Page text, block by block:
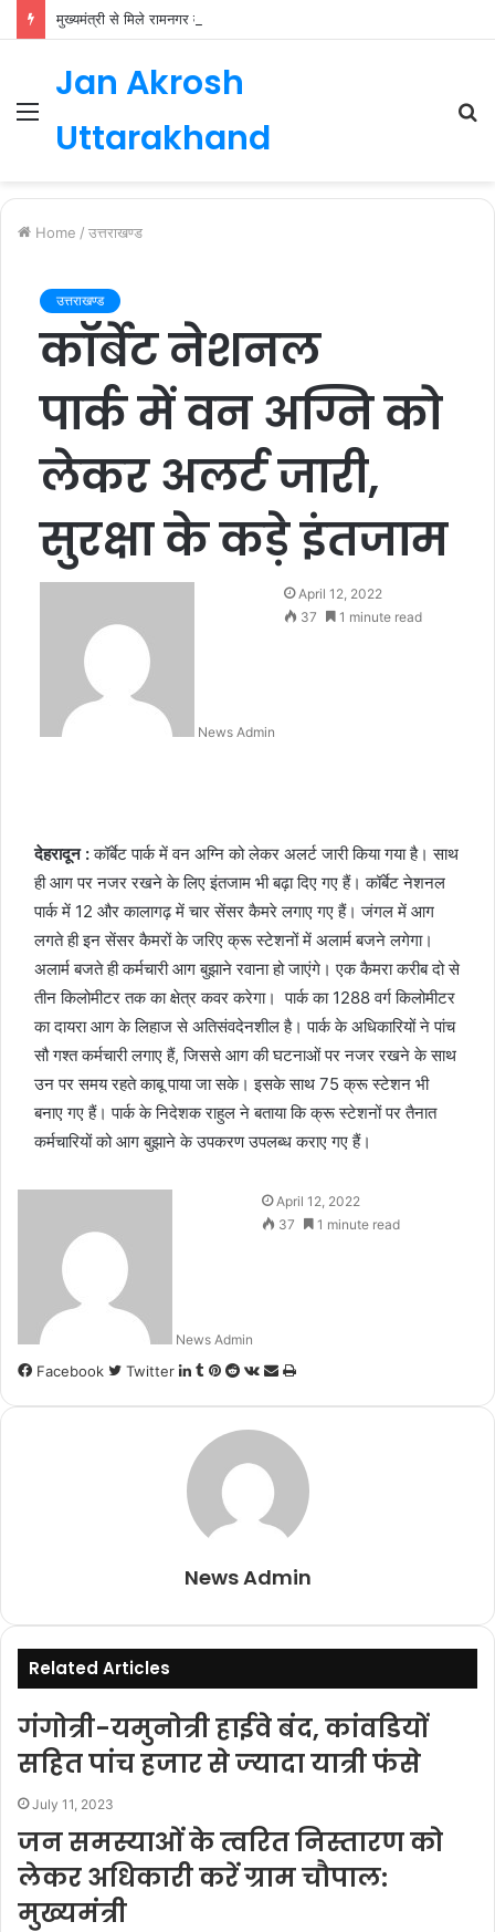
Menu
Jan Akrosh
Uttarakhand
Home / उत्तराखण्ड
उत्तराखण्ड
कॉर्बेट नेशनल
पार्क में वन अग्नि को
लेकर अलर्ट जारी,
सुरक्षा के कड़े इंतजाम
News Admin
April 12, 2022
37
1 minute read
देहरादून :कॉर्बेट पार्क में वन अग्नि को लेकर अलर्ट जारी किया गया है। साथ
ही आग पर नजर रखने के लिए इंतजाम भी बढ़ा दिए गए हैं। कॉर्बेट नेशनल
पार्क में 12 और कालागढ़ में चार सेंसर कैमरे लगाए गए हैं। जंगल में आग
लगते ही इन सेंसर कैमरों के जरिए क्रू स्टेशनों में अलार्म बजने लगेगा।
अलार्म बजते ही कर्मचारी आग बुझाने रवाना हो जाएंगे। एक कैमरा करीब दो से
तीन किलोमीटर तक का क्षेत्र कवर करेगा। पार्क का 1288 वर्ग किलोमीटर
का दायरा आग के लिहाज से अतिसंवदेनशील है। पार्क के अधिकारियों ने पांच
सौ गश्त कर्मचारी लगाए हैं, जिससे आग की घटनाओं पर नजर रखने के साथ
उन पर समय रहते काबू पाया जा सके। इसके साथ 75 क्रू स्टेशन भी
बनाए गए हैं। पार्क के निदेशक राहुल ने बताया कि क्रू स्टेशनों पर तैनात
कर्मचारियों को आग बुझाने के उपकरण उपलब्ध कराए गए हैं।
News Admin
April 12, 2022
37
1 minute read
Facebook Twitter LinkedIn
Tumblr
Pinterest
RedditVKontakte
Share
Print
News Admin
Related Articles
गंगोत्री-यमुनोत्री हाईवे बंद, कांवडियों
सहित पांच हजार से ज्‍यादा यात्री फंसे
July 11, 2023
जन समस्याओं के त्वरित निस्तारण को
लेकर अधिकारी करें ग्राम चौपाल:
मुख्यमंत्री